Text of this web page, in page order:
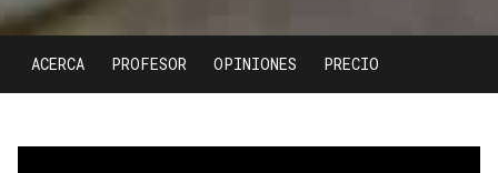
ACERCA PROFESOR OPINIONES PRECIO